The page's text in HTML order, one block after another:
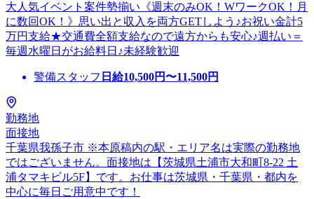
大人気イベント案件勢揃い《週末のみOK！WワークOK！月
に数回OK！》思い出と収入を両方GETしよう♪お祝い金計5
万円支給★交通費全額支給なので遠方からも安心♪週払い＝
毎週水曜日がお給料日♪未経験歓迎
警備スタッフ 日給10,500円〜11,500円
勤務地
面接地
千葉県我孫子市 ※本原稿内の駅・エリア名は実際の勤務地
ではございません。面接地は【茨城県土浦市大和町8-22 土
浦タマキビル5F】です。お仕事は茨城県・千葉県・都内を
中心に毎日ご用意中です！